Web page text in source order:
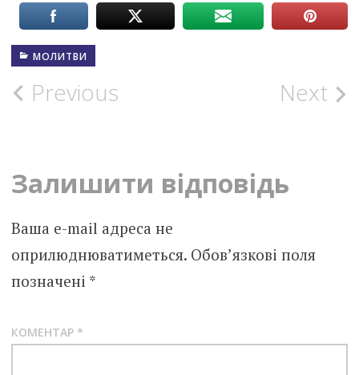
МОЛИТВИ
Post
Previous Next
Залишити відповідь
Ваша e-mail адреса не
оприлюднюватиметься. Обов’язкові поля
позначені *
КОМЕНТАР *